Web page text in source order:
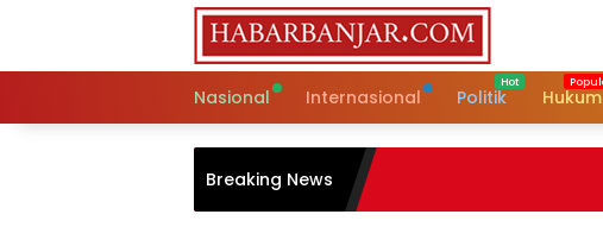
Nasional Internasional Politik Hukum
Breaking News